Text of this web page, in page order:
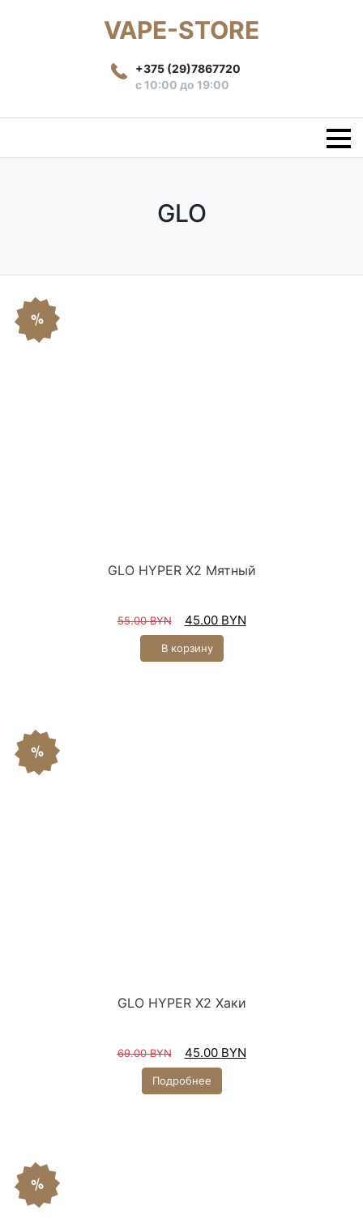
VAPE-STORE
+375 (29)7867720
с 10:00 до 19:00
GLO
%
GLO HYPER X2 Мятный
55.00BYN 45.00 BYN
В корзину
%
GLO HYPER X2 Хаки
69.00BYN 45.00 BYN
Подробнее
%